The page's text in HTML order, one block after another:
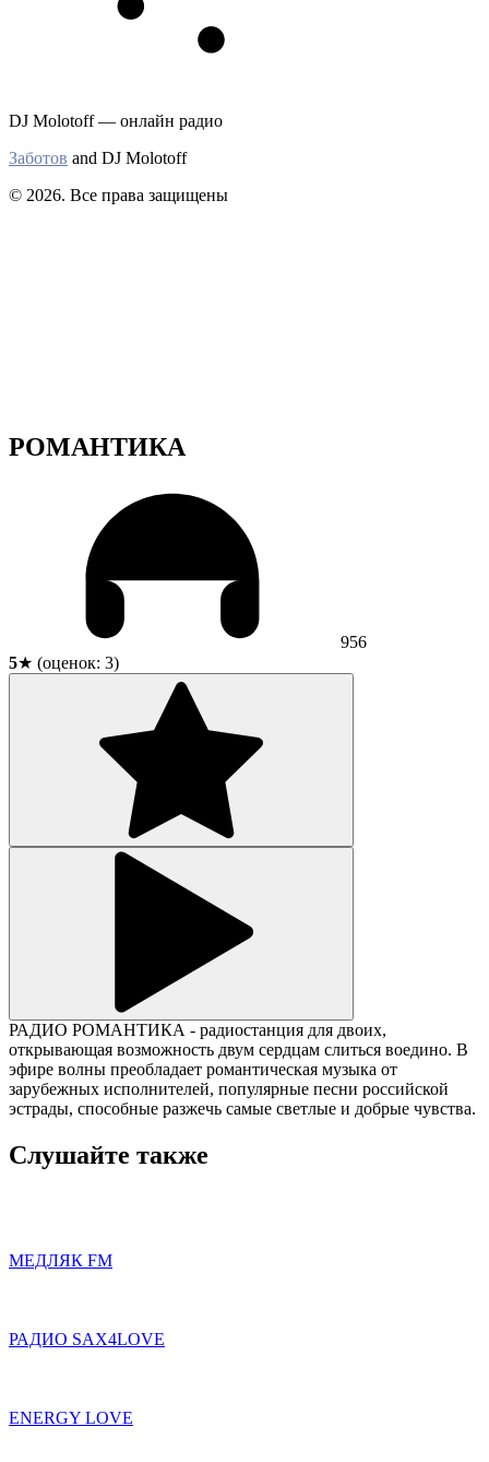
DJ Molotoff — онлайн радио
Заботов and DJ Molotoff
© 2026. Все права защищены
РОМАНТИКА
956
5★ (оценок: 3)
РАДИО РОМАНТИКА - радиостанция для двоих,
открывающая возможность двум сердцам слиться воедино. В
эфире волны преобладает романтическая музыка от
зарубежных исполнителей, популярные песни российской
эстрады, способные разжечь самые светлые и добрые чувства.
Слушайте также
МЕДЛЯК FM
РАДИО SAX4LOVE
ENERGY LOVE